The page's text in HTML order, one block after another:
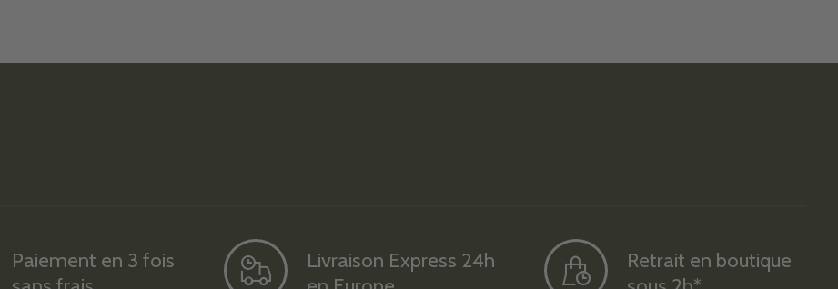
Paiement en 3 fois
Livraison Express 24h
Retrait en boutique